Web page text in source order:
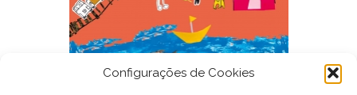
Configurações de Cookies